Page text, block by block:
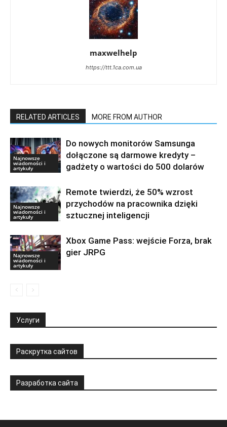
maxwelhelp
https://ttt.1ca.com.ua
RELATED ARTICLES MORE FROM AUTHOR
Najnowsze
wiadomości i
artykuły
Do nowych monitorów Samsunga
dołączone są darmowe kredyty –
gadżety o wartości do 500 dolarów
Najnowsze
wiadomości i
artykuły
Remote twierdzi, że 50% wzrost
przychodów na pracownika dzięki
sztucznej inteligencji
Najnowsze
wiadomości i
artykuły
Xbox Game Pass: wejście Forza, brak
gier JRPG
Услуги
Раскрутка сайтов
Разработка сайта